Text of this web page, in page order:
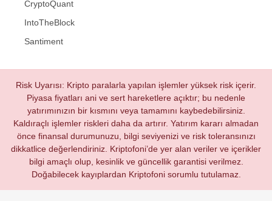
CryptoQuant
IntoTheBlock
Santiment
Risk Uyarısı: Kripto paralarla yapılan işlemler yüksek risk içerir.
Piyasa fiyatları ani ve sert hareketlere açıktır; bu nedenle
yatırımınızın bir kısmını veya tamamını kaybedebilirsiniz.
Kaldıraçlı işlemler riskleri daha da artırır. Yatırım kararı almadan
önce finansal durumunuzu, bilgi seviyenizi ve risk toleransınızı
dikkatlice değerlendiriniz. Kriptofoni’de yer alan veriler ve içerikler
bilgi amaçlı olup, kesinlik ve güncellik garantisi verilmez.
Doğabilecek kayıplardan Kriptofoni sorumlu tutulamaz.